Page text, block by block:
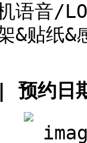
语音/
&贴纸
预约日